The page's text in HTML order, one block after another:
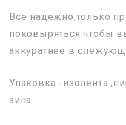
Все надежно,только
поковыряться чтобы
аккуратнее в
Упаковка -изолента
зипа